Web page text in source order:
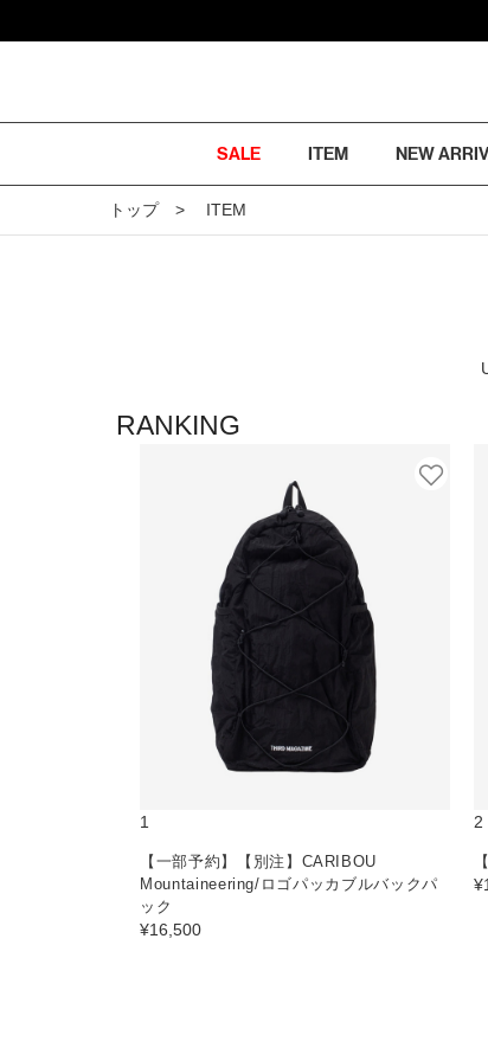
SALE ITEM NEW
トップ ITEM
RANKING
1
【一部予約】【別注】CARIBOU
Mountaineering/ロゴパッカブルバックパ
ック
¥16,500
2